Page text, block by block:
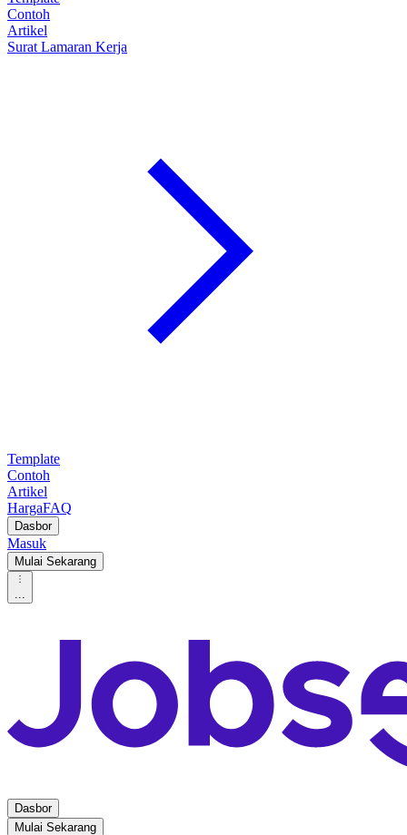
Contoh
Artikel
Surat Lamaran Kerja
Template
Contoh
Artikel
HargaFAQ
Dasbor
Masuk
Mulai Sekarang
...
Dasbor
Mulai Sekarang